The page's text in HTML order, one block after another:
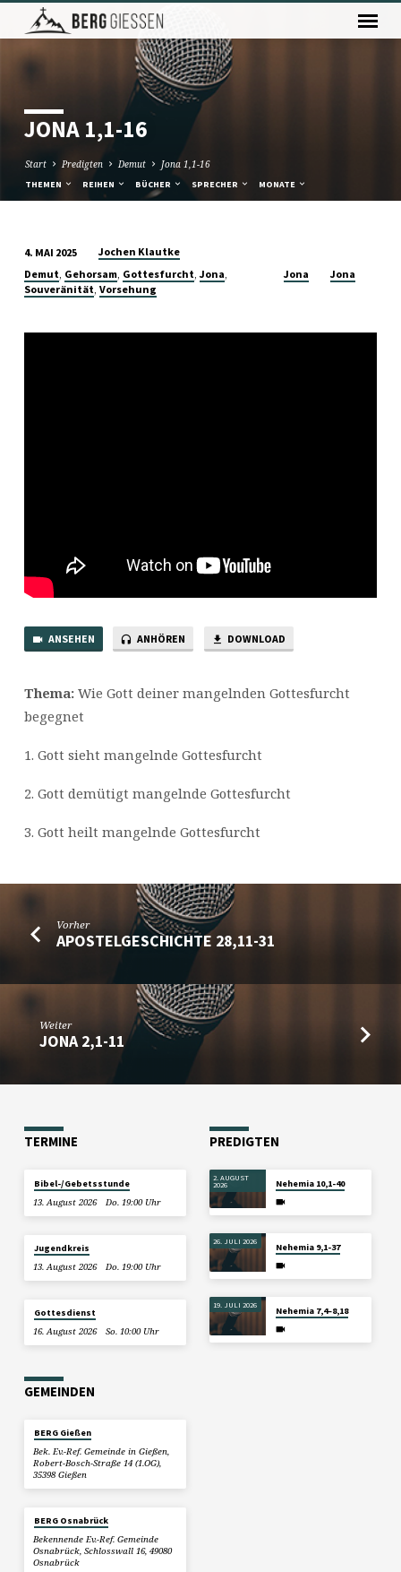
JONA 1,1-16
Start Predigten Demut Jona 1,1-16
THEMEN REIHEN BÜCHER SPRECHER MONATE
JONA
1,1-
4. MAI 2025
Jochen Klautke
Demut, Gehorsam, Gottesfurcht,Jona,
Souveränität, Vorsehung
Jona Jona
ANSEHEN ANHÖREN DOWNLOAD
Thema:Wie Gott deiner mangelnden Gottesfurcht
begegnet
1. Gott sieht mangelnde Gottesfurcht
2. Gott demütigt mangelnde Gottesfurcht
3. Gott heilt mangelnde Gottesfurcht
Vorher
APOSTELGESCHICHTE 28,11-31
Weiter
JONA 2,1-11
TERMINE
Bibel-/Gebetsstunde
13. August 2026
Do. 19:00 Uhr
Jugendkreis
13. August 2026
Do. 19:00 Uhr
Gottesdienst
16. August 2026
So. 10:00 Uhr
PREDIGTEN
2. AUGUST
2026 Nehemia 10,1-40
26. JULI 2026
Nehemia 9,1-37
19. JULI 2026
Nehemia 7,4–8,18
GEMEINDEN
BERG Gießen
Bek. Ev.-Ref. Gemeinde in Gießen,
Robert-Bosch-Straße 14 (1.OG),
35398 Gießen
BERG Osnabrück
Bekennende Ev.-Ref. Gemeinde
Osnabrück, Schlosswall 16, 49080
Osnabrück